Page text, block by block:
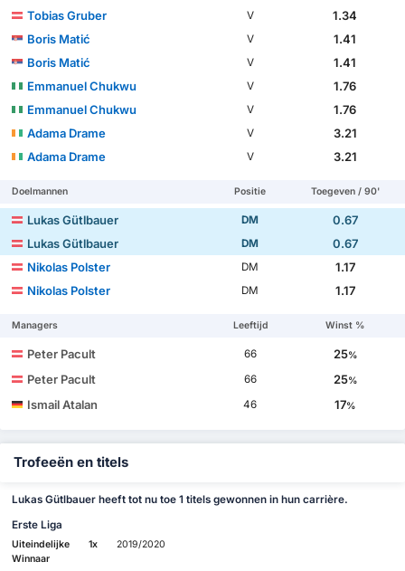
Tobias Gruber
V
1.34
Boris Matić
V
1.41
Boris Matić
V
1.41
Emmanuel Chukwu
V
1.76
Emmanuel Chukwu
V
1.76
Adama Drame
V
3.21
Adama Drame
V 3.21
Doelmannen Positie Toegeven / 90'
Lukas Gütlbauer DM
0.67
Lukas Gütlbauer
DM
0.67
Nikolas Polster
DM
1.17
Nikolas Polster
DM 1.17
Managers Leeftijd Winst %
Peter Pacult 66 25%
Peter Pacult 66 25%
Ismail Atalan 46 17%
Trofeeën en titels
Lukas Gütlbauer heeft tot nu toe 1 titels gewonnen in hun carrière.
Erste Liga
Uiteindelijke
Winnaar
1x 2019/2020